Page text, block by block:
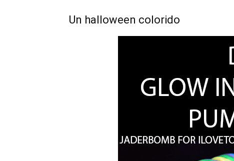
Un halloween colorido